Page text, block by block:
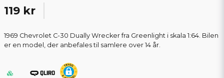
119 kr
1969 Chevrolet C-30 Dually Wrecker fra Greenlight i skala 1:64. Bilen
er en model, der anbefales til samlere over 14 år.